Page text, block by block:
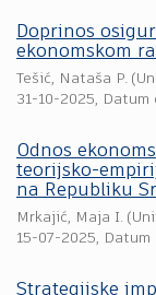
Doprinos
ekonomskom
Tešić, Nataša P. (
31-10-2025, Datum
Odnos
teorijsko-
na Republiku
Mrkajić, Maja I. (
15-07-2025, Datum
Strategijske